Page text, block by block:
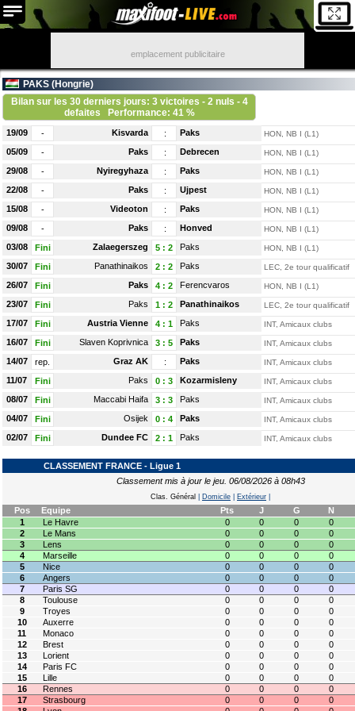
emplacement publicitaire
PAKS (Hongrie)
Bilan sur les 30 derniers jours: 3 victoires - 2 nuls - 4
defaites
Performance: 41 %
19/09 - Kisvarda : Paks HON, NB I (L1)
05/09 - Paks : Debrecen HON, NB I (L1)
29/08 - Nyiregyhaza : Paks HON, NB I (L1)
22/08 - Paks : Ujpest HON, NB I (L1)
15/08 - Videoton : Paks HON, NB I (L1)
09/08 - Paks : Honved HON, NB I (L1)
03/08 Fini Zalaegerszeg 5 : 2 Paks HON, NB I (L1)
30/07 Fini Panathinaikos 2 : 2 Paks LEC, 2e tour qualificatif
26/07 Fini Paks 4 : 2 Ferencvaros HON, NB I (L1)
23/07 Fini Paks 1 : 2 Panathinaikos LEC, 2e tour qualificatif
17/07 Fini Austria Vienne 4 : 1 Paks INT, Amicaux clubs
16/07 Fini Slaven Koprivnica 3 : 5 Paks INT, Amicaux clubs
14/07 rep. Graz AK : Paks INT, Amicaux clubs
11/07 Fini Paks 0 : 3 Kozarmisleny INT, Amicaux clubs
08/07 Fini Maccabi Haifa 3 : 3 Paks INT, Amicaux clubs
04/07 Fini Osijek 0 : 4 Paks INT, Amicaux clubs
02/07 Fini Dundee FC 2 : 1 Paks INT, Amicaux clubs
CLASSEMENT FRANCE - Ligue 1
Classement mis à jour le jeu. 06/08/2026 à 08h43
Clas. Général Domicile Extérieur
Pos Equipe Pts J G
N
1
Le Havre 0 0 0
0
2
Le Mans 0 0 0
0
3
Lens 0 0 0
0
4
Marseille 0 0 0
0
5
Nice 0 0 0
0
6
Angers 0 0 0
0
7
Paris SG 0 0 0
0
8
Toulouse 0 0 0
0
9
Troyes 0 0 0
0
10
Auxerre 0 0 0
0
11
Monaco 0 0 0
0
12
Brest 0 0 0
0
13
Lorient 0 0 0
0
14
Paris FC 0 0 0
0
15
Lille 0 0 0
0
16
Rennes 0 0 0
0
17
Strasbourg 0 0 0
0